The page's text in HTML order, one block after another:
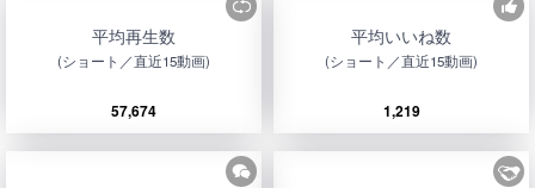
平均再生数
(ショート／直近15動画)
57,674
平均いいね数
(ショート／直近15動画)
1,219